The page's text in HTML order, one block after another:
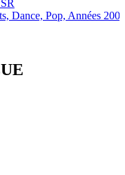
Dance, Pop, Années 2000